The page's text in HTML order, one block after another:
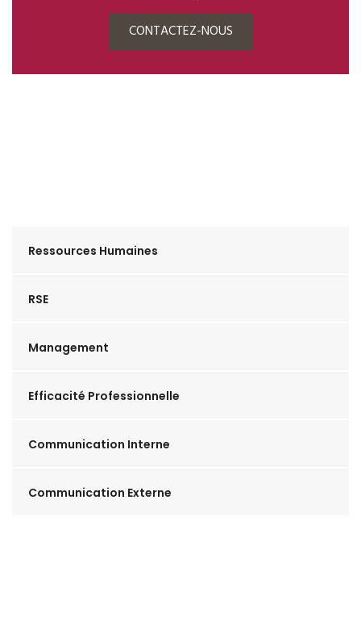
CONTACTEZ-NOUS
Ressources Humaines
RSE
Management
Efficacité Professionnelle
Communication Interne
Communication Externe